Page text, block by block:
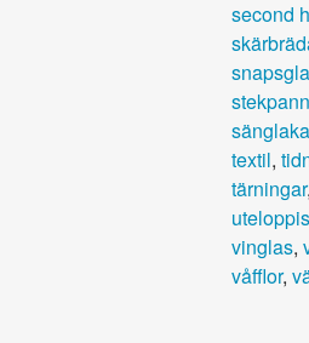
second
textil,
tärningar,
uteloppis
vinglas,
våfflor,